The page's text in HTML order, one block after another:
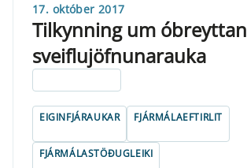
17. október 2017
Tilkynning um óbreyttan
sveiflujöfnunarauka
EIGINFJÁRAUKAR FJÁRMÁLAEFTIRLIT
FJÁRMÁLASTÖÐUGLEIKI